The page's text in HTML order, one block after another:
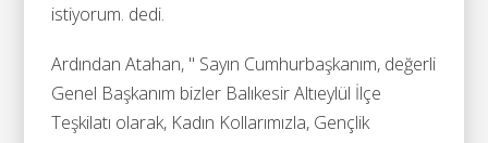
istiyorum. dedi.
Ardından Atahan, " Sayın Cumhurbaşkanım, değerli
Genel Başkanım bizler Balıkesir Altıeylül İlçe
Teşkilatı olarak, Kadın Kollarımızla, Gençlik